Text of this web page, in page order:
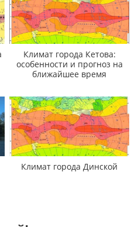
Климат города Кетова:
особенности и прогноз на
ближайшее время
Климат города Динской